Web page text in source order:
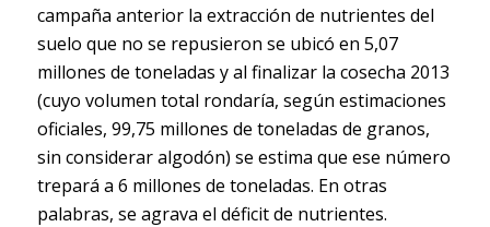
campaña anterior la extracción de nutrientes del
suelo que no se repusieron se ubicó en 5,07
millones de toneladas y al finalizar la cosecha 2013
(cuyo volumen total rondaría, según estimaciones
oficiales, 99,75 millones de toneladas de granos,
sin considerar algodón) se estima que ese número
trepará a 6 millones de toneladas. En otras
palabras, se agrava el déficit de nutrientes.